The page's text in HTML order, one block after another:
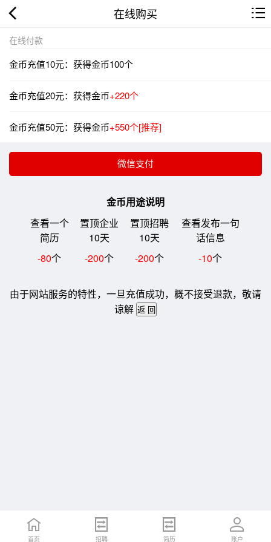
在线购买
在线付款
金币充值10元：获得金币100个
金币充值20元：获得金币+220个
金币充值50元：获得金币+550个[推荐]
金币用途说明
查看一个
简历
置顶企业
10天
置顶招聘
10天
查看发布一句
话信息
-80个 -200个 -200个 -10个
由于网站服务的特性，一旦充值成功，概不接受退款，敬请
谅解
首页 招聘 简历 账户